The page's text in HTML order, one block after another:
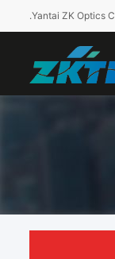
Yantai ZK Optics